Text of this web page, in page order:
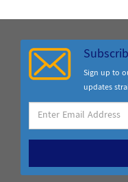
Sign up to
updates